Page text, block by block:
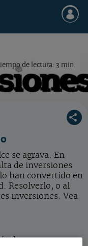
de lectura: 3 min.
se agrava. En
de inversiones
han convertido en
Resolverlo, o al
inversiones. Vea
de 1.700